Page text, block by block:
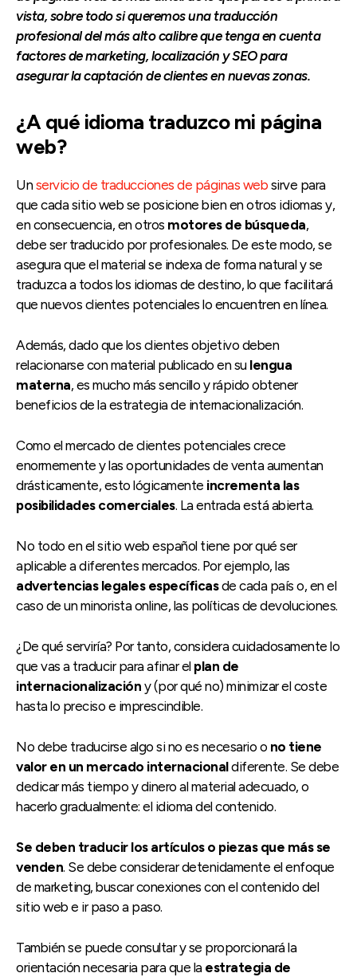
vista, sobre todo si queremos una traducción
profesional del más alto calibre que tenga en cuenta
factores de marketing, localización y SEO para
asegurar la captación de clientes en nuevas zonas.
¿A qué idioma traduzco mi página
web?
Unservicio de traducciones de páginas web sirve para
que cada sitio web se posicione bien en otros idiomas y,
en consecuencia, en otros motores de búsqueda,
debe ser traducido por profesionales. De este modo, se
asegura que el material se indexa de forma natural y se
traduzca a todos los idiomas de destino, lo que facilitará
que nuevos clientes potenciales lo encuentren en línea.
Además, dado que los clientes objetivo deben
relacionarse con material publicado en su lengua
materna, es mucho más sencillo y rápido obtener
beneficios de la estrategia de internacionalización.
Como el mercado de clientes potenciales crece
enormemente y las oportunidades de venta aumentan
drásticamente, esto lógicamente incrementa las
posibilidades comerciales. La entrada está abierta.
No todo en el sitio web español tiene por qué ser
aplicable a diferentes mercados. Por ejemplo, las
advertencias legales específicasde cada país o, en el
caso de un minorista online, las políticas de devoluciones.
¿De qué serviría? Por tanto, considera cuidadosamente lo
que vas a traducir para afinar el plan de
internacionalización y (por qué no) minimizar el coste
hasta lo preciso e imprescindible.
No debe traducirse algo si no es necesario o no tiene
valor en un mercado internacionaldiferente. Se debe
dedicar más tiempo y dinero al material adecuado, o
hacerlo gradualmente: el idioma del contenido.
Se deben traducir los artículos o piezas que más se
venden. Se debe considerar detenidamente el enfoque
de marketing, buscar conexiones con el contenido del
sitio web e ir paso a paso.
También se puede consultar y se proporcionará la
orientación necesaria para que la estrategia de